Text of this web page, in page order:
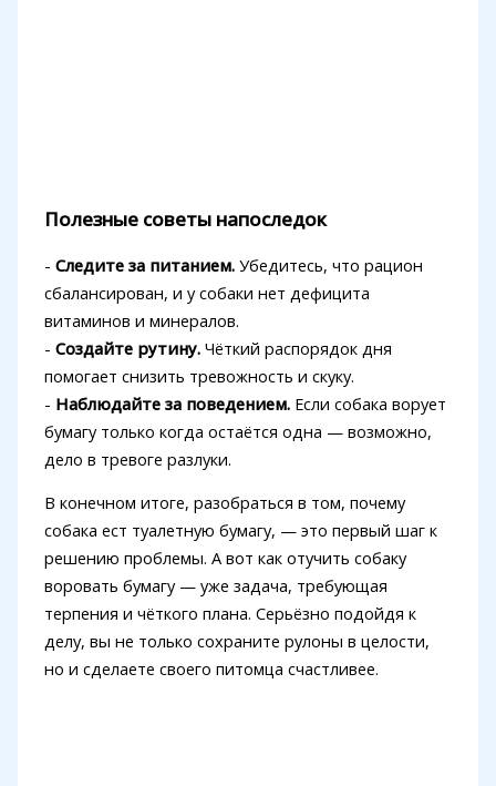
Полезные советы напоследок
- Следите за питанием.Убедитесь, что рацион
сбалансирован, и у собаки нет дефицита
витаминов и минералов.
- Создайте рутину.Чёткий распорядок дня
помогает снизить тревожность и скуку.
- Наблюдайте за поведением.Если собака ворует
бумагу только когда остаётся одна — возможно,
дело в тревоге разлуки.
В конечном итоге, разобраться в том, почему
собака ест туалетную бумагу, — это первый шаг к
решению проблемы. А вот как отучить собаку
воровать бумагу — уже задача, требующая
терпения и чёткого плана. Серьёзно подойдя к
делу, вы не только сохраните рулоны в целости,
но и сделаете своего питомца счастливее.